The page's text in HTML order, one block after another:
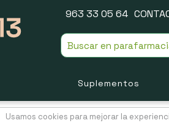
963 33 05 64
Suplementos
Usamos cookies para mejorar la